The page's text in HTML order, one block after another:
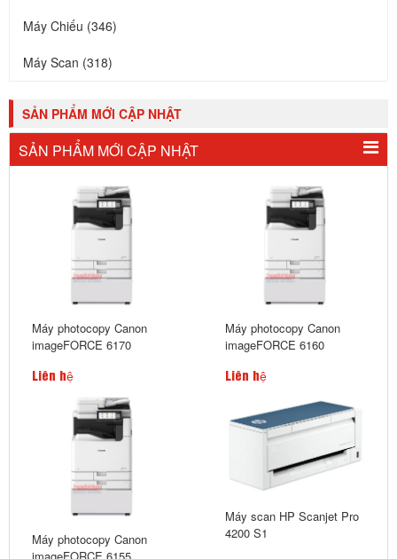
Máy Chiếu (346)
Máy Scan (318)
SẢN PHẨM MỚI CẬP NHẬT
SẢN PHẨM MỚI CẬP NHẬT
Máy photocopy Canon
imageFORCE 6170
Liên hệ
Máy photocopy Canon
imageFORCE 6160
Liên hệ
Máy photocopy Canon
Máy scan HP Scanjet Pro
4200 S1